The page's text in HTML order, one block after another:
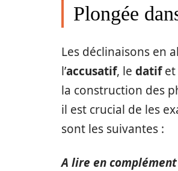
Plongée
Les déclinaisons en
l’accusatif, le datifet
la construction des
il est crucial de les
sont les suivantes :
A lire en